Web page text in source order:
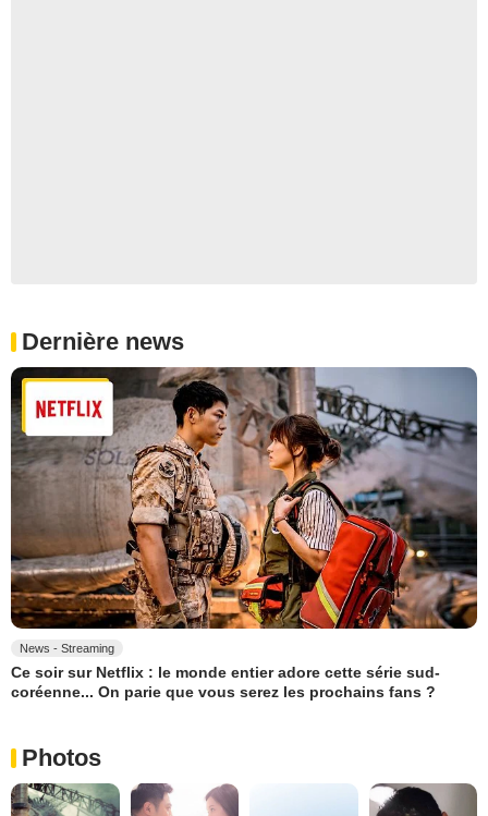
Dernière news
News - Streaming
Ce soir sur Netflix : le monde entier adore cette série sud-
coréenne... On parie que vous serez les prochains fans ?
Photos